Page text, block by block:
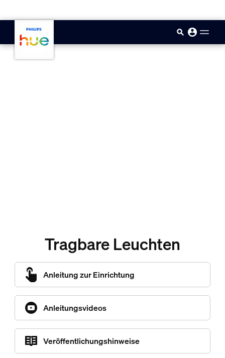
Tragbare Leuchten
Anleitung zur Einrichtung
Anleitungsvideos
Veröffentlichungshinweise